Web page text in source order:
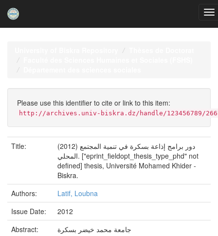
Please use this identifier to cite or link to this item:
http://archives.univ-biskra.dz/handle/123456789/
Title:
(2012) دور برامج إذاعة بسكرة في تنمية المجتمع
المحلي. ["eprint_fieldopt_thesis_type_phd" not
defined] thesis, Université Mohamed Khider -
Biskra.
Authors:
Latif, Loubna
Issue Date:
2012
Abstract:
جامعة محمد خيضر بسكرة